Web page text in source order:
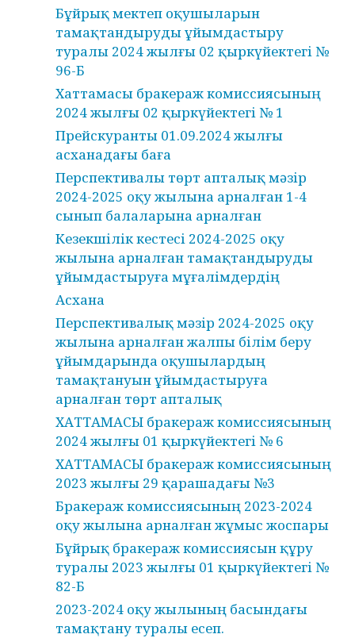
Бұйрық мектеп оқушыларын
тамақтандыруды ұйымдастыру
туралы 2024 жылғы 02 қыркүйектегі №
96-Б
Хаттамасы бракераж комиссиясының
2024 жылғы 02 қыркүйектегі № 1
Прейскуранты 01.09.2024 жылғы
асханадағы баға
Перспективалы төрт апталық мәзір
2024-2025 оқу жылына арналған 1-4
сынып балаларына арналған
Кезекшілік кестесі 2024-2025 оқу
жылына арналған тамақтандыруды
ұйымдастыруға мұғалімдердің
Асхана
Перспективалық мәзір 2024-2025 оқу
жылына арналған жалпы білім беру
ұйымдарында оқушылардың
тамақтануын ұйымдастыруға
арналған төрт апталық
ХАТТАМАСЫ бракераж комиссиясының
2024 жылғы 01 қыркүйектегі № 6
ХАТТАМАСЫ бракераж комиссиясының
2023 жылғы 29 қарашадағы №3
Бракераж комиссиясының 2023-2024
оқу жылына арналған жұмыс жоспары
Бұйрық бракераж комиссиясын құру
туралы 2023 жылғы 01 қыркүйектегі №
82-Б
2023-2024 оқу жылының басындағы
тамақтану туралы есеп.